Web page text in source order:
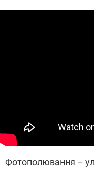
Фотополювання –